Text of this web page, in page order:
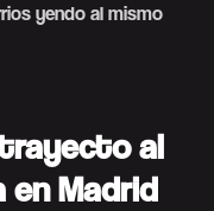
yendo al mismo
al
Madrid